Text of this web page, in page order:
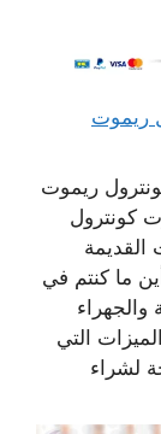
66041166 توصيل ريموت
ريموت
كونترول
القديمة
ما كنتم في
والجهراء
التي
لشراء